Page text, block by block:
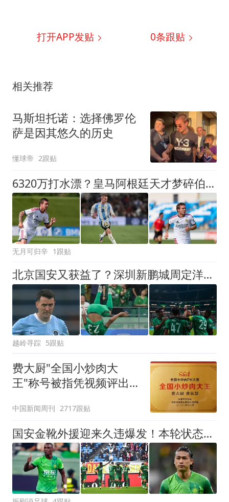
打开APP发贴 0条跟贴
相关推荐
马斯坦托诺：选择佛罗伦
萨是因其悠久的历史
懂球帝 2跟贴
6320万打水漂？皇马阿根廷天才梦碎伯纳乌，加盟仅一年就外租
无月可归辛 1跟贴
北京国安又获益了？深圳新鹏城周定洋的乌龙球到底该不该算有效？
越岭寻踪 5跟贴
费大厨"全国小炒肉大
王"称号被指凭视频评出
中国新闻周刊 2717跟贴
国安金靴外援迎来久违爆发！本轮状态出色赢得认可，引发热议